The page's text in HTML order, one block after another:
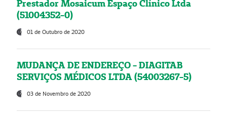
Prestador Mosaicum Espaço Clínico Ltda
(51004352-0)
01 de Outubro de 2020
MUDANÇA DE ENDEREÇO - DIAGITAB
SERVIÇOS MÉDICOS LTDA (54003267-5)
03 de Novembro de 2020